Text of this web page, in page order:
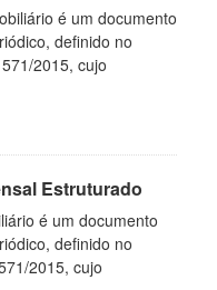
é um documento
definido no
2015, cujo
Estruturado
é um documento
definido no
2015, cujo